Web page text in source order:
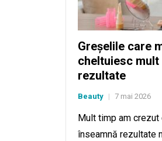
Greșelile care
cheltuiesc
rezultate
Beauty 7 mai 2026
Mult timp am
înseamnă rezultate